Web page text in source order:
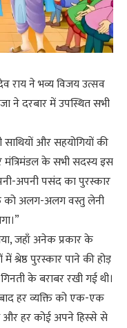
राय ने भव्य विजय उत्सव
ने दरबार में उपस्थित सभी
और सहयोगियों की
मंत्रिमंडल के सभी सदस्य इस
अपनी पसंद का पुरस्कार
को अलग-अलग वस्तु लेनी
जहाँ अनेक प्रकार के
श्रेष्ठ पुरस्कार पाने की होड़
के बराबर रखी गई थी।
हर व्यक्ति को एक-एक
और हर कोई अपने हिस्से से